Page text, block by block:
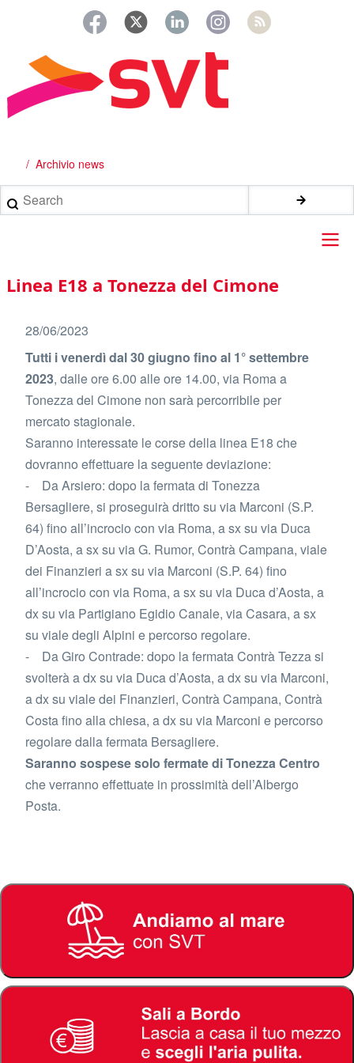
principale
Briciole
di
pane
Archivio news
Search
Main
navigation
Linea E18 a Tonezza del Cimone
28/06/2023
Tutti i venerdì dal 30 giugno fino al 1° settembre
2023, dalle ore 6.00 alle ore 14.00, via Roma a
Tonezza del Cimone non sarà percorribile per
mercato stagionale.
Saranno interessate le corse della linea E18 che
dovranno effettuare la seguente deviazione:
- Da Arsiero: dopo la fermata di Tonezza
Bersagliere, si proseguirà dritto su via Marconi (S.P.
64) fino all’incrocio con via Roma, a sx su via Duca
D’Aosta, a sx su via G. Rumor, Contrà Campana, viale
dei Finanzieri a sx su via Marconi (S.P. 64) fino
all’incrocio con via Roma, a sx su via Duca d’Aosta, a
dx su via Partigiano Egidio Canale, via Casara, a sx
su viale degli Alpini e percorso regolare.
- Da Giro Contrade: dopo la fermata Contrà Tezza si
svolterà a dx su via Duca d’Aosta, a dx su via Marconi,
a dx su viale dei Finanzieri, Contrà Campana, Contrà
Costa fino alla chiesa, a dx su via Marconi e percorso
regolare dalla fermata Bersagliere.
Saranno sospese solo fermate di Tonezza Centro
che verranno effettuate in prossimità dell’Albergo
Posta.